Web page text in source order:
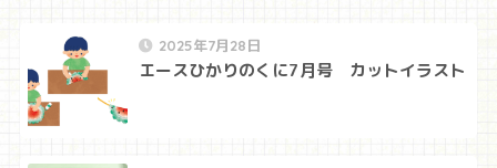
2025年7月28日
エースひかりのくに7月号 カットイラスト